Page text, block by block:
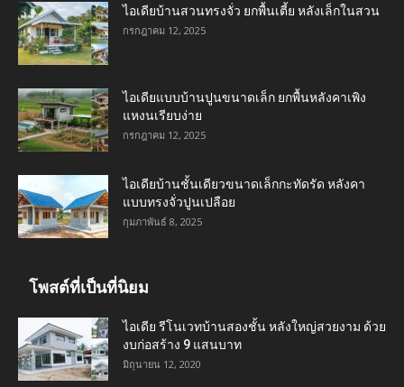
ไอเดียบ้านสวนทรงจั่ว ยกพื้นเตี้ย หลังเล็กในสวน
กรกฎาคม 12, 2025
ไอเดียแบบบ้านปูนขนาดเล็ก ยกพื้นหลังคาเพิง
แหงนเรียบง่าย
กรกฎาคม 12, 2025
ไอเดียบ้านชั้นเดียวขนาดเล็กกะทัดรัด หลังคา
แบบทรงจั่วปูนเปลือย
กุมภาพันธ์ 8, 2025
โพสต์ที่เป็นที่นิยม
ไอเดีย รีโนเวทบ้านสองชั้น หลังใหญ่สวยงาม ด้วย
งบก่อสร้าง 9 แสนบาท
มิถุนายน 12, 2020